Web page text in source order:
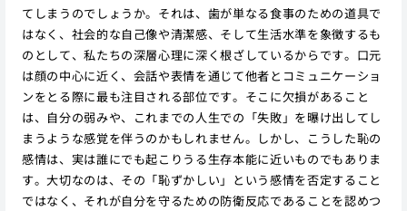
てしまうのでしょうか。それは、歯が単なる食事のための道具で
はなく、社会的な自己像や清潔感、そして生活水準を象徴するも
のとして、私たちの深層心理に深く根ざしているからです。口元
は顔の中心に近く、会話や表情を通じて他者とコミュニケーショ
ンをとる際に最も注目される部位です。そこに欠損があること
は、自分の弱みや、これまでの人生での「失敗」を曝け出してし
まうような感覚を伴うのかもしれません。しかし、こうした恥の
感情は、実は誰にでも起こりうる生存本能に近いものでもありま
す。大切なのは、その「恥ずかしい」という感情を否定すること
ではなく、それが自分を守るための防衛反応であることを認めつ